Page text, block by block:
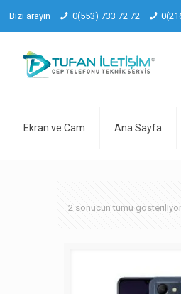
Bizi arayın 0(553) 733 72 72
Ekran ve Cam Ana Sayfa
2 sonucun tümü